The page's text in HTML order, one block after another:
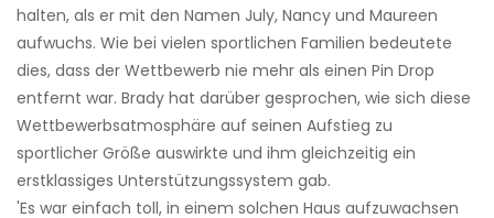
halten, als er mit den Namen July, Nancy und Maureen
aufwuchs. Wie bei vielen sportlichen Familien bedeutete
dies, dass der Wettbewerb nie mehr als einen Pin Drop
entfernt war. Brady hat darüber gesprochen, wie sich diese
Wettbewerbsatmosphäre auf seinen Aufstieg zu
sportlicher Größe auswirkte und ihm gleichzeitig ein
erstklassiges Unterstützungssystem gab.
'Es war einfach toll, in einem solchen Haus aufzuwachsen